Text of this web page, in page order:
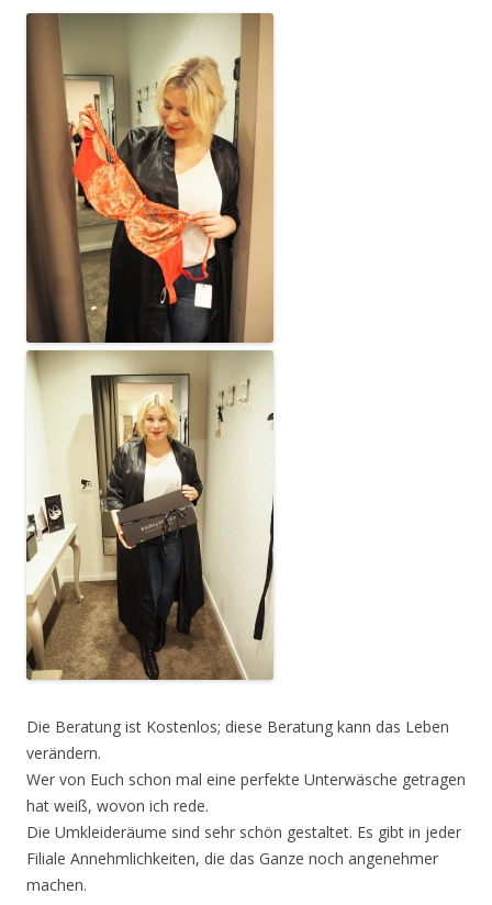
Die Beratung ist Kostenlos; diese Beratung kann das Leben
verändern.
Wer von Euch schon mal eine perfekte Unterwäsche getragen
hat weiß, wovon ich rede.
Die Umkleideräume sind sehr schön gestaltet. Es gibt in jeder
Filiale Annehmlichkeiten, die das Ganze noch angenehmer
machen.